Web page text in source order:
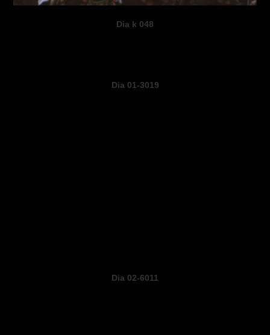
Dia k 048
Dia 01-3019
Dia 02-6011